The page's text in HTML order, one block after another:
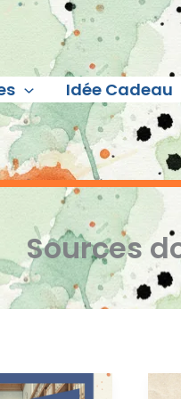
Idée Cadeau
Sources